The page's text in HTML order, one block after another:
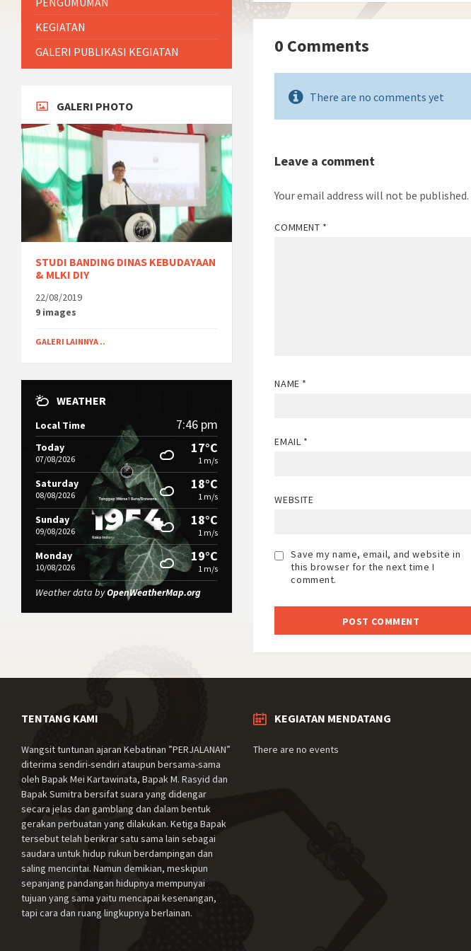
0 Comments
There are no comments yet
Leave a comment
Your email address will not be published.
COMMENT *
NAME *
EMAIL *
WEBSITE
Save my name, email, and website in
this browser for the next time I
comment.
KEGIATAN
GALERI PUBLIKASI KEGIATAN
GALERI PHOTO
STUDI BANDING DINAS KEBUDAYAAN
& MLKI DIY
22/08/2019
9 images
GALERI LAINNYA ..
WEATHER
Local Time 7:46 pm
Today
07/08/2026
17°C
1 m/s
Saturday
08/08/2026
18°C
1 m/s
Sunday
09/08/2026
18°C
1 m/s
Monday
10/08/2026
19°C
1 m/s
Weather data byOpenWeatherMap.org
TENTANG KAMI
Wangsit tuntunan ajaran Kebatinan ”PERJALANAN”
diterima sendiri-sendiri ataupun bersama-sama
oleh Bapak Mei Kartawinata, Bapak M. Rasyid dan
Bapak Sumitra bersifat suara yang didengar
secara jelas dan gamblang dan dalam bentuk
gerakan perbuatan yang dilakukan. Ketiga Bapak
tersebut telah berikrar satu sama lain sebagai
saudara untuk hidup rukun berdampingan dan
saling mencintai. Namun demikian, meskipun
sepanjang pandangan hidupnya mempunyai
tujuan yang sama yaitu mencapai kesenangan,
tapi cara dan ruang lingkupnya berlainan.
KEGIATAN MENDATANG
There are no events